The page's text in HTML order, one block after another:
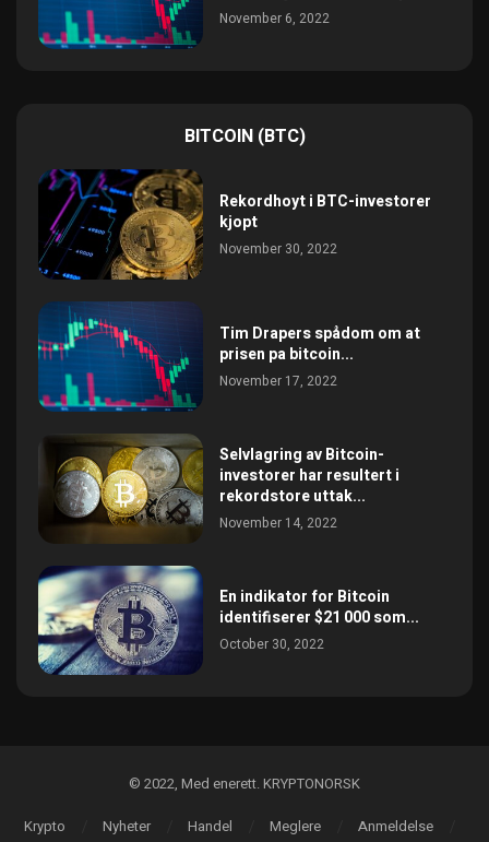
November 6, 2022
BITCOIN (BTC)
Rekordhoyt i BTC-investorer
kjopt
November 30, 2022
Tim Drapers spådom om at
prisen pa bitcoin...
November 17, 2022
Selvlagring av Bitcoin-
investorer har resultert i
rekordstore uttak...
November 14, 2022
En indikator for Bitcoin
identifiserer $21 000 som...
October 30, 2022
©️ 2022, Med enerett. KRYPTONORSK
Krypto Nyheter Handel Meglere Anmeldelse